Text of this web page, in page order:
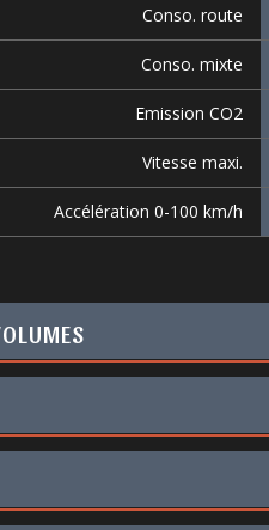
Conso. route
Conso. mixte
Emission CO2
Vitesse maxi.
Accélération 0-100 km/h